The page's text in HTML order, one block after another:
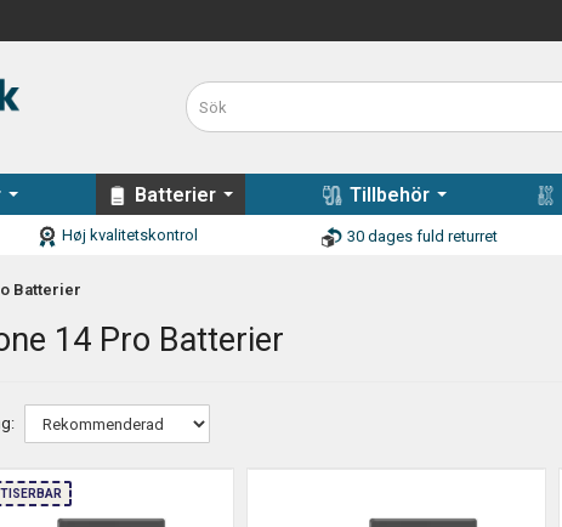
Batterier Tillbehör
Høj kvalitetskontrol 30 dages fuld returret
Batterier
14 Pro Batterier